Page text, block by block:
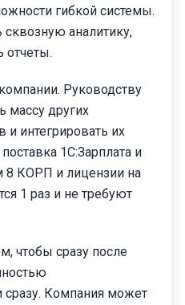
гибкой системы.
аналитику,
отчеты.
Руководству
массу других
интегрировать их
1С:Зарплата и
8 КОРП и лицензии на
1 раз и не требуют
чтобы сразу после
сразу. Компания может